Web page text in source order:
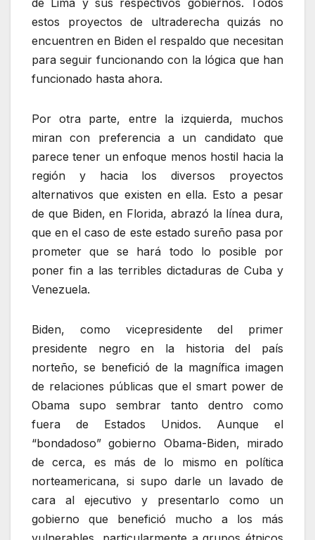
de Lima y sus respectivos gobiernos. Todos
estos proyectos de ultraderecha quizás no
encuentren en Biden el respaldo que necesitan
para seguir funcionando con la lógica que han
funcionado hasta ahora.
Por otra parte, entre la izquierda, muchos
miran con preferencia a un candidato que
parece tener un enfoque menos hostil hacia la
región y hacia los diversos proyectos
alternativos que existen en ella. Esto a pesar
de que Biden, en Florida, abrazó la línea dura,
que en el caso de este estado sureño pasa por
prometer que se hará todo lo posible por
poner fin a las terribles dictaduras de Cuba y
Venezuela.
Biden, como vicepresidente del primer
presidente negro en la historia del país
norteño, se benefició de la magnífica imagen
de relaciones públicas que el smart power de
Obama supo sembrar tanto dentro como
fuera de Estados Unidos. Aunque el
“bondadoso” gobierno Obama-Biden, mirado
de cerca, es más de lo mismo en política
norteamericana, si supo darle un lavado de
cara al ejecutivo y presentarlo como un
gobierno que benefició mucho a los más